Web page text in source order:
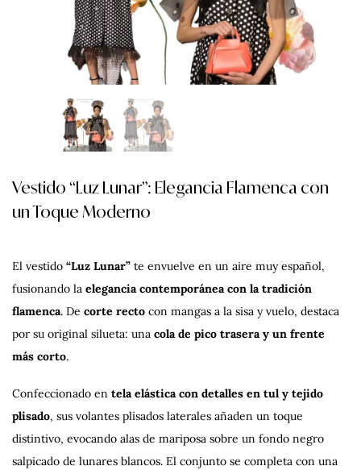
Vestido “Luz Lunar”: Elegancia Flamenca con
un Toque Moderno
El vestido “Luz Lunar” te envuelve en un aire muy español,
fusionando la elegancia contemporánea con la tradición
flamenca. De corte recto con mangas a la sisa y vuelo, destaca
por su original silueta: una cola de pico trasera y un frente
más corto.
Confeccionado en tela elástica con detalles en tul y tejido
plisado, sus volantes plisados laterales añaden un toque
distintivo, evocando alas de mariposa sobre un fondo negro
salpicado de lunares blancos. El conjunto se completa con una
LOG IN
CREATE AN ACCOUNT